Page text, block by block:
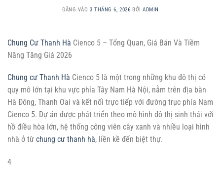
ĐĂNG VÀO 3 THÁNG 6, 2026 BỞIADMIN
Chung Cư Thanh Hà Cienco 5 – Tổng Quan, Giá Bán Và Tiềm
Năng Tăng Giá 2026
Chung cư Thanh Hà Cienco 5 là một trong những khu đô thị có
quy mô lớn tại khu vực phía Tây Nam Hà Nội, nằm trên địa bàn
Hà Đông, Thanh Oai và kết nối trực tiếp với đường trục phía Nam
Cienco 5. Dự án được phát triển theo mô hình đô thị sinh thái với
hồ điều hòa lớn, hệ thống công viên cây xanh và nhiều loại hình
nhà ở từ chung cư thanh hà, liền kề đến biệt thự.
4